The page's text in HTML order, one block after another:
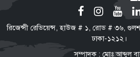
নিত্যপণ্যের
বিপাকে
রিজেন্সী রেডিয়েন্স, হাউজ # ১, রোড # ৩৬,
ঢাকা-১২১২।
সম্পাদক : মোঃ আব্দুল